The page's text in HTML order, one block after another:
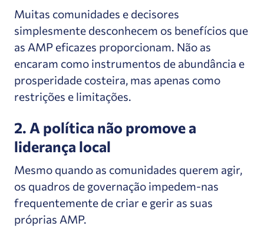
Muitas comunidades e decisores
simplesmente desconhecem os benefícios que
as AMP eficazes proporcionam. Não as
encaram como instrumentos de abundância e
prosperidade costeira, mas apenas como
restrições e limitações.
2. A política não promove a
liderança local
Mesmo quando as comunidades querem agir,
os quadros de governação impedem-nas
frequentemente de criar e gerir as suas
próprias AMP.